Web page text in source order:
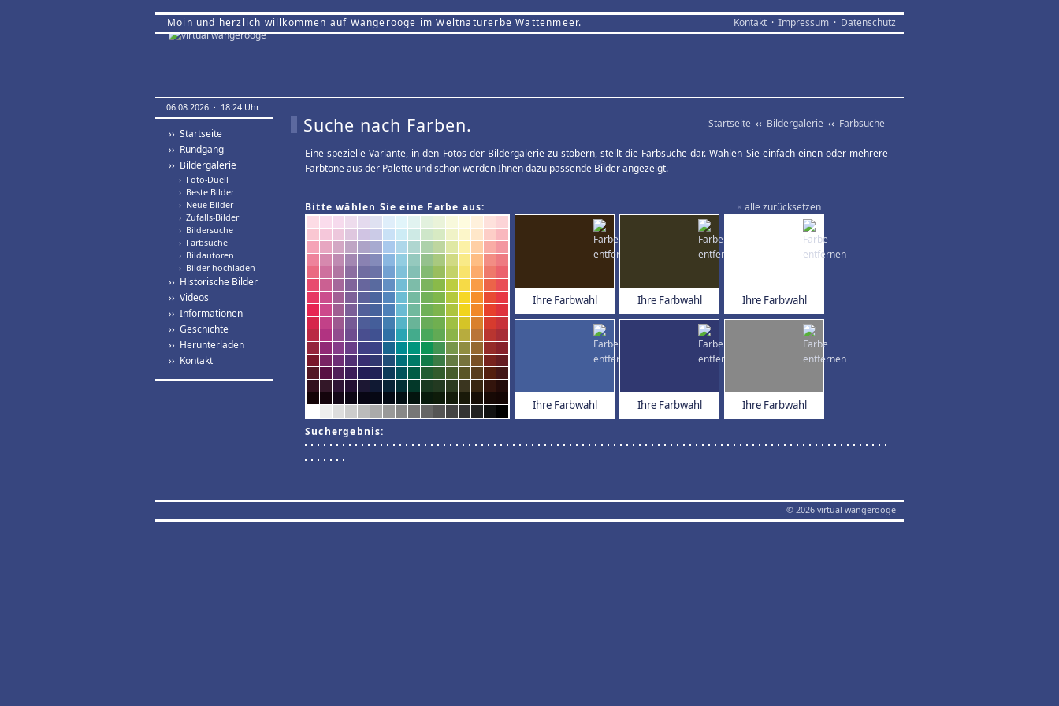
Moin und herzlich willkommen auf Wangerooge im Weltnaturerbe Wattenmeer. Kontakt · Impressum · Datenschutz
06.08.2026 · 18:24 Uhr.
›› Startseite
›› Rundgang
›› Bildergalerie
› Foto-Duell
› Beste Bilder
› Neue Bilder
› Zufalls-Bilder
› Bildersuche
› Farbsuche
› Bildautoren
› Bilder hochladen
›› Historische Bilder
›› Videos
›› Informationen
›› Geschichte
›› Herunterladen
›› Kontakt
Startseite ‹‹ Bildergalerie ‹‹ Farbsuche
Suche nach Farben.
Eine spezielle Variante, in den Fotos der Bildergalerie zu stöbern, stellt die Farbsuche dar. Wählen Sie einfach einen oder mehrere
Farbtöne aus der Palette und schon werden Ihnen dazu passende Bilder angezeigt.
× alle zurücksetzen
Bitte wählen Sie eine Farbe aus:
Ihre Farbwahl Ihre Farbwahl Ihre Farbwahl
Ihre Farbwahl Ihre Farbwahl Ihre Farbwahl
Suchergebnis:
© 2026 virtual wangerooge